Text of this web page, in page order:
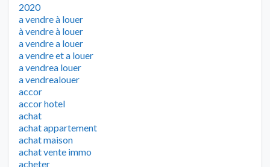
2020
a vendre à louer
à vendre à louer
a vendre a louer
a vendre et a louer
a vendrea louer
a vendrealouer
accor
accor hotel
achat
achat appartement
achat maison
achat vente immo
acheter